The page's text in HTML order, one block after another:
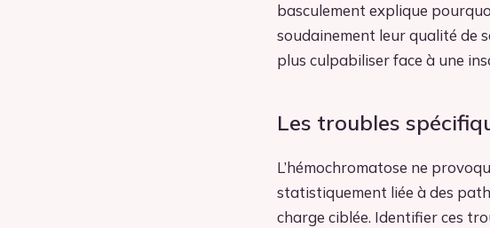
basculement explique
soudainement leur qualité de
plus culpabiliser face à une
Les troubles
L’hémochromatose ne
statistiquement liée à des
charge ciblée. Identifier ces